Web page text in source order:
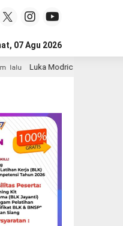
Tips
07 Agu 2026
Perpanjang Kontrak di AC